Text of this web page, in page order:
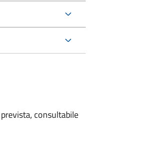
consultabile